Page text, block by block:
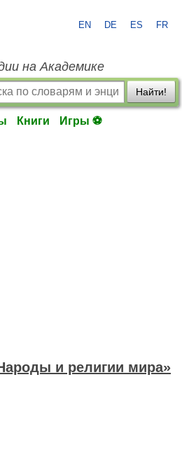
EN DE ES FR
на Академике
Найти!
Книги Игры ⚽
и религии мира»